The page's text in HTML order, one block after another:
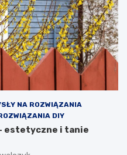
NA ROZWIĄZANIA
DIY
estetyczne i tanie